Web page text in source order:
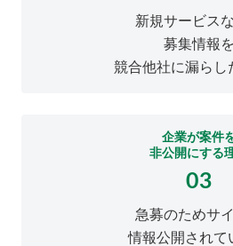
新規サービス
募集情報を
競合他社に漏らし
企業が案件
非公開にする
03
急募のためサ
情報公開されて